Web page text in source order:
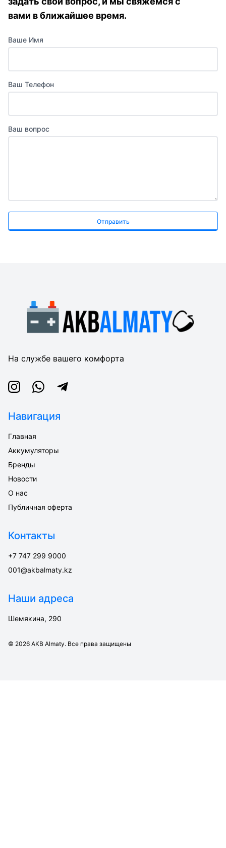
вами в ближайшее время.
Ваше Имя
Ваш Телефон
Ваш вопрос
Отправить
На службе вашего комфорта
InstagramWhatsappTelegram
Навигация
Главная
Аккумуляторы
Бренды
Новости
О нас
Публичная оферта
Контакты
+7 747 299 9000
001@akbalmaty.kz
Наши адреса
Шемякина, 290
© 2026 AKB Almaty. Все права защищены